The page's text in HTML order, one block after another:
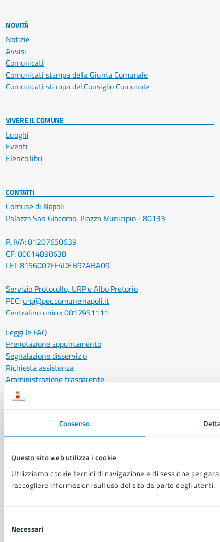
Consenso
Questo sito web utilizza i cookie
Utilizziamo cookie tecnici di navigazione e di sessione per
raccogliere informazioni sull'uso del sito da parte degli utenti.
delNecessari
NOVITÀ
Notizie
Avvisi
Comunicati
Comunicati stampa della Giunta Comunale
Comunicati stampa del Consiglio Comunale
VIVERE IL COMUNE
Luoghi
Eventi
Elenco libri
CONTATTI
Comune di Napoli
Palazzo San Giacomo, Piazza Municipio - 80133
P. IVA: 01207650639
CF: 80014890638
LEI: 8156007FF4DEB97ABA09
Servizio Protocollo, URP e Albo Pretorio
PEC: urp@pec.comune.napoli.it
Centralino unico:0817951111
Leggi le FAQ
Prenotazione appuntamento
Segnalazione disservizio
Richiesta assistenza
Amministrazione trasparente
Informativa privacy
Cookie Policy
Notifica atti giudiziari
Segnalazione problemi di accessibilità
Piano di miglioramento del sito